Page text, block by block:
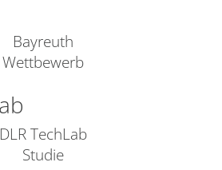
Bayreuth
Wettbewerb
DLR TechLab
Studie